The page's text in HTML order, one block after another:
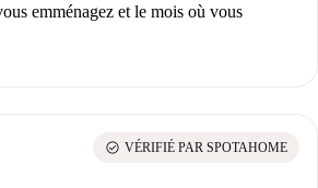
emménagez et le mois où vous
check_circle VÉRIFIÉ PAR SPOTAHOME